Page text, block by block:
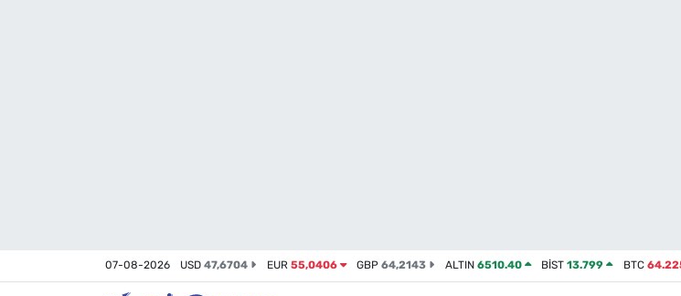
07-08-2026 USD47,6704 EUR 55,0406 GBP64,2143 ALTIN 6510.40 BİST13.799 BTC
Asayiş / Polis-Adliye